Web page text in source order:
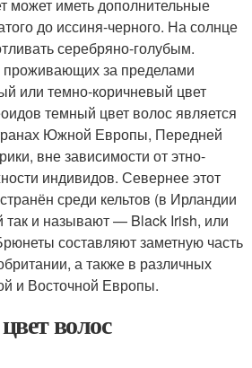
может иметь дополнительные
до иссиня-черного. На солнце
серебряно-голубым.
за пределами
или темно-коричневый цвет
темный цвет волос является
Южной Европы, Передней
вне зависимости от этно-
индивидов. Севернее этот
среди кельтов (в Ирландии
и называют — Black Irish, или
составляют заметную часть
а также в различных
и Восточной Европы.
волос